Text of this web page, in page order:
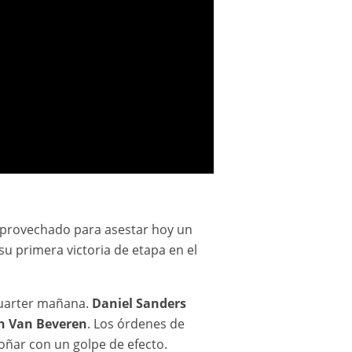
para asestar hoy un
primera victoria de etapa en el
mañana. Daniel Sanders
Van Beveren. Los órdenes de
con un golpe de efecto.